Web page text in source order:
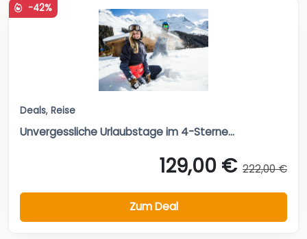
-42%
Deals, Reise
Unvergessliche Urlaubstage im 4-Sterne...
129,00 € 222,00 €
Zum Deal